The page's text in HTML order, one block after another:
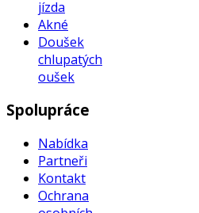
jízda
Akné
Doušek
chlupatých
oušek
Spolupráce
Nabídka
Partneři
Kontakt
Ochrana